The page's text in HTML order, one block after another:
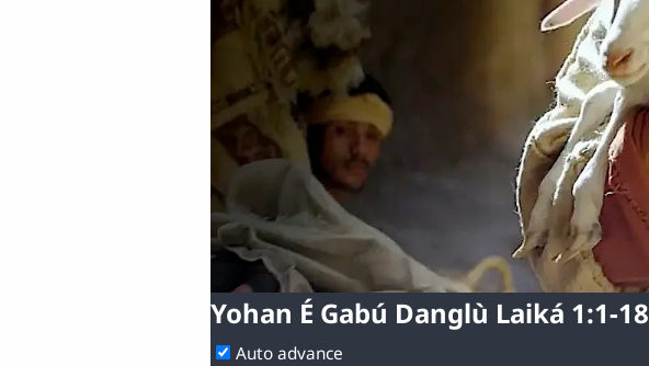
Yohan É Gabú Danglù Laiká 1:1-18
Auto advance